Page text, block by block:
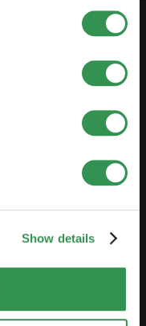
Show details